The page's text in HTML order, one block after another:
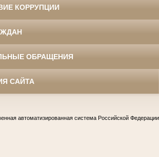
КОРРУПЦИИ
ОБРАЩЕНИЯ
САЙТА
автоматизированная система Российской